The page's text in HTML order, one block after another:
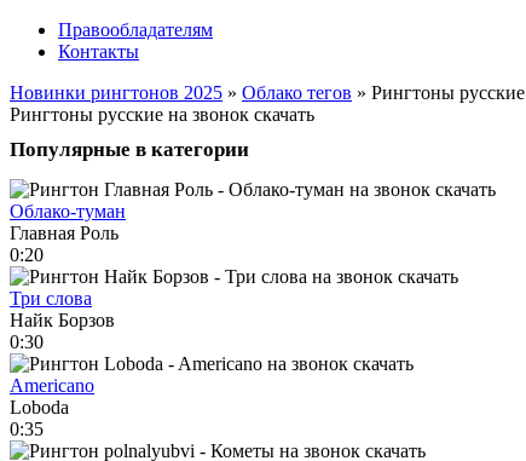
Правообладателям
Контакты
Новинки рингтонов 2025 » Облако тегов » Рингтоны русские
Рингтоны русские на звонок скачать
Популярные в категории
Облако-туман
Главная Роль
0:20
Три слова
Найк Борзов
0:30
Americano
Loboda
0:35